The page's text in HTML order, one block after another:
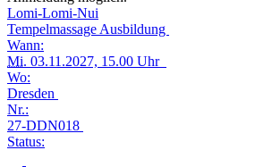
Lomi-Lomi-Nui
Tempelmassage Ausbildung
Wann:
Mi. 03.11.2027, 15.00 Uhr
Wo:
Dresden
Nr.:
27-DDN018
Status: